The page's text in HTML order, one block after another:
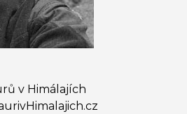
v Himálajích